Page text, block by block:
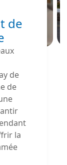
de
de
de
la